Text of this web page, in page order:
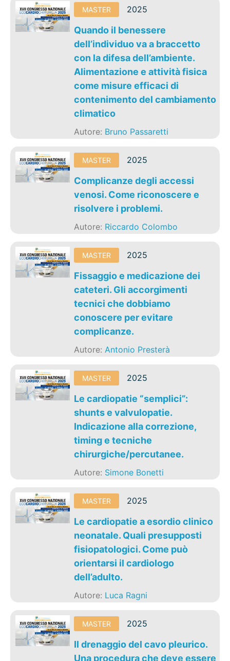
MASTER 2025
Quando il benessere
dell’individuo va a braccetto
con la difesa dell’ambiente.
Alimentazione e attività fisica
come misure efficaci di
contenimento del cambiamento
climatico
Autore: Bruno Passaretti
MASTER 2025
Complicanze degli accessi
venosi. Come riconoscere e
risolvere i problemi.
Autore: Riccardo Colombo
MASTER 2025
Fissaggio e medicazione dei
cateteri. Gli accorgimenti
tecnici che dobbiamo
conoscere per evitare
complicanze.
Autore:Antonio Presterà
MASTER 2025
Le cardiopatie “semplici”:
shunts e valvulopatie.
Indicazione alla correzione,
timing e tecniche
chirurgiche/percutanee.
Autore: Simone Bonetti
MASTER 2025
Le cardiopatie a esordio clinico
neonatale. Quali presupposti
fisiopatologici. Come può
orientarsi il cardiologo
dell’adulto.
Autore: Luca Ragni
MASTER 2025
Il drenaggio del cavo pleurico.
Una procedura che deve essere